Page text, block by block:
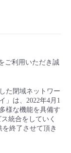
ご利用いただき誠
た閉域ネットワー
」は、2022年4月1
様な機能を具備す
統合をしていく
終了させて頂き